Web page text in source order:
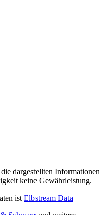
dargestellten Informationen
keine Gewährleistung.
ist Elbstream Data